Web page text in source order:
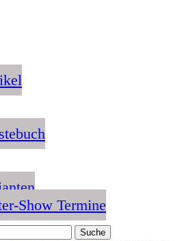
Show Termine